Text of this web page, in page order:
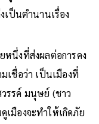
ป็นตำนานเรื่อง
หนึ่งที่ส่งผลต่อการคง
เชื่อว่า เป็นเมืองที่
รรค์ มนุษย์ (ชาว
เมืองจะทำให้เกิดภัย